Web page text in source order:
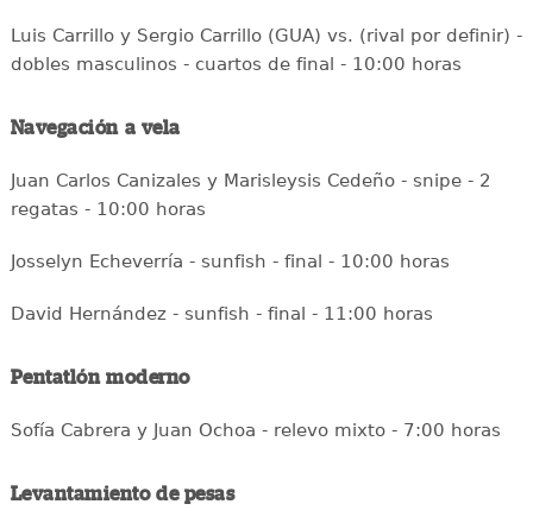
Luis Carrillo y Sergio Carrillo (GUA) vs. (rival por definir) -
dobles masculinos - cuartos de final - 10:00 horas
Navegación a vela
Juan Carlos Canizales y Marisleysis Cedeño - snipe - 2
regatas - 10:00 horas
Josselyn Echeverría - sunfish - final - 10:00 horas
David Hernández - sunfish - final - 11:00 horas
Pentatlón moderno
Sofía Cabrera y Juan Ochoa - relevo mixto - 7:00 horas
Levantamiento de pesas